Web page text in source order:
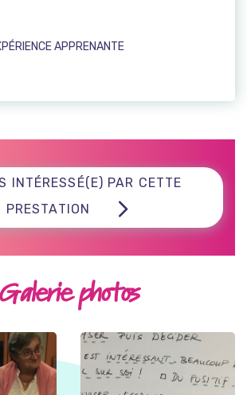
APPRENANTE
INTÉRESSÉ(E) PAR CETTE
PRESTATION
Galerie photos